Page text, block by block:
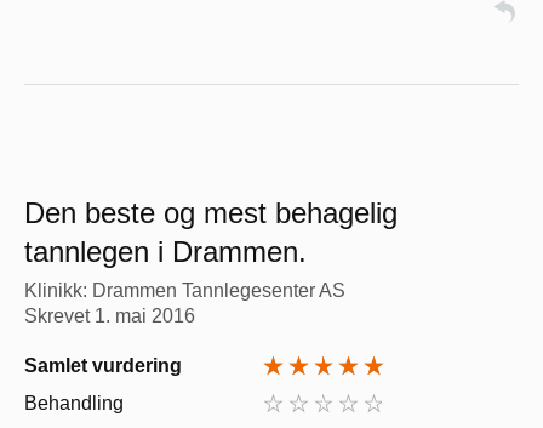
Den beste og mest behagelig
tannlegen i Drammen.
Klinikk: Drammen Tannlegesenter AS
Skrevet 1. mai 2016
Samlet vurdering
Behandling